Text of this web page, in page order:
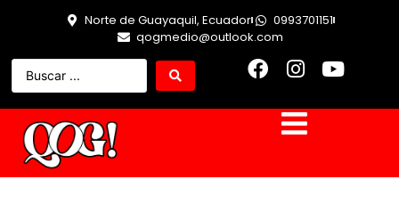
Norte de Guayaquil, Ecuador
0993701151
qogmedio@outlook.com